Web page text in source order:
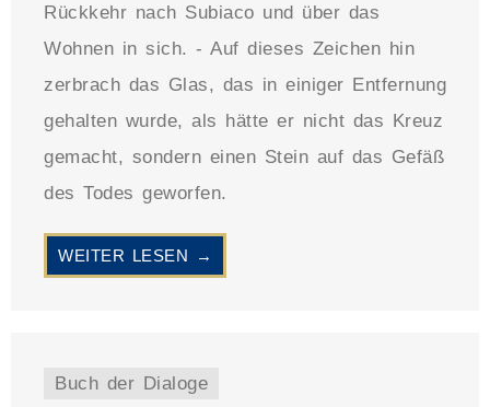
Rückkehr nach Subiaco und über das
Wohnen in sich. - Auf dieses Zeichen hin
zerbrach das Glas, das in einiger Entfernung
gehalten wurde, als hätte er nicht das Kreuz
gemacht, sondern einen Stein auf das Gefäß
des Todes geworfen.
WEITER LESEN →
Buch der Dialoge